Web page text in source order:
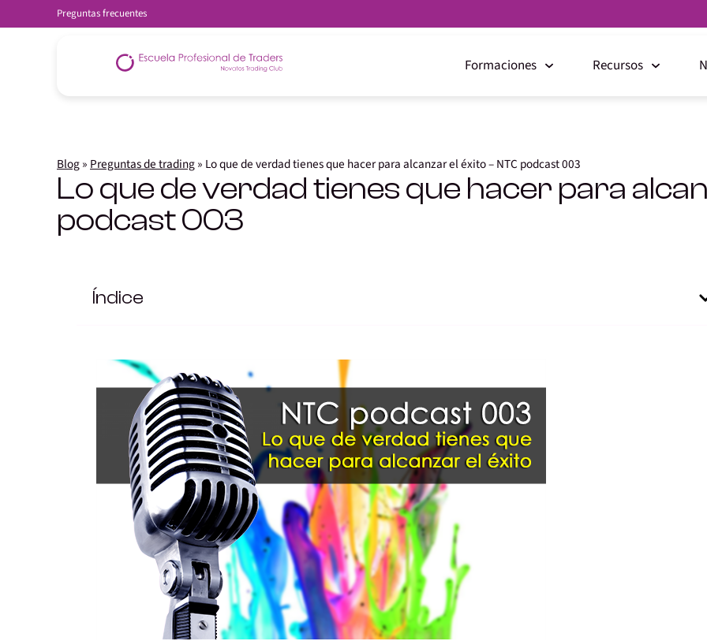
Preguntas frecuentes
Formaciones Recursos
Blog» Preguntas de trading» Lo que de verdad tienes que hacer para alcanzar el éxito – NTC podcast 003
Lo que de verdad tienes que hacer para
podcast 003
Índice